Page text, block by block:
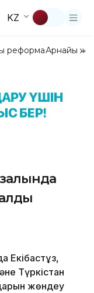
KZ
реформаАрнайы
Екібастұз,
Түркістан
жөндеу